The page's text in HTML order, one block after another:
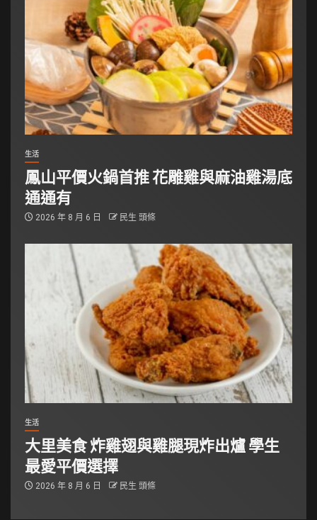
生活
鳳山平價火鍋首推 花雕雞與麻油雞湯底
通通有
2026 年 8 月 6 日 民生 頭條
生活
大里美食 炸雞翅與雞腿現炸出爐 學生
最愛平價選擇
2026 年 8 月 6 日 民生 頭條